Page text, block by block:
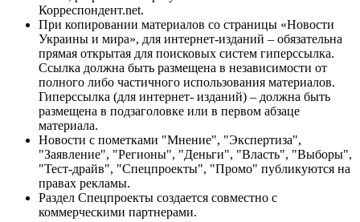
Корреспондент.net.
При копировании материалов со страницы «Новости
Украины и мира», для интернет-изданий – обязательна
прямая открытая для поисковых систем гиперссылка.
Ссылка должна быть размещена в независимости от
полного либо частичного использования материалов.
Гиперссылка (для интернет- изданий) – должна быть
размещена в подзаголовке или в первом абзаце
материала.
Новости с пометками "Мнение", "Экспертиза",
"Заявление", "Регионы", "Деньги", "Власть", "Выборы",
"Тест-драйв", "Спецпроекты", "Промо" публикуются на
правах рекламы.
Раздел Спецпроекты создается совместно с
коммерческими партнерами.